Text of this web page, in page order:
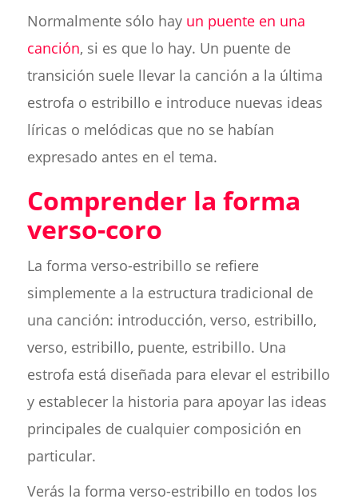
Normalmente sólo hay un puente en una
canción, si es que lo hay. Un puente de
transición suele llevar la canción a la última
estrofa o estribillo e introduce nuevas ideas
líricas o melódicas que no se habían
expresado antes en el tema.
Comprender la forma
verso-coro
La forma verso-estribillo se refiere
simplemente a la estructura tradicional de
una canción: introducción, verso, estribillo,
verso, estribillo, puente, estribillo. Una
estrofa está diseñada para elevar el estribillo
y establecer la historia para apoyar las ideas
principales de cualquier composición en
particular.
Verás la forma verso-estribillo en todos los